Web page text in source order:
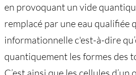
en provoquant un vide
remplacé par une eau qualifiée
informationnelle c'est-à-dire
quantiquement les formes des